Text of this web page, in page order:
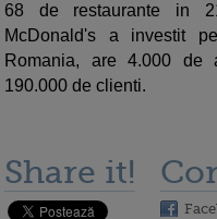
68 de restaurante in
McDonald's a investit
Romania, are 4.000 de
190.000 de clienti.
Share it!